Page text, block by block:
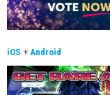
iOS + Android